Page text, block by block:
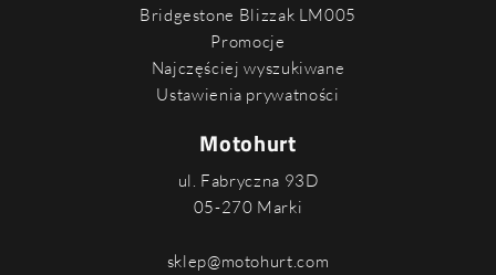
Bridgestone Blizzak LM005
Promocje
Najczęściej wyszukiwane
Ustawienia prywatności
Motohurt
ul. Fabryczna 93D
05-270 Marki
sklep@motohurt.com